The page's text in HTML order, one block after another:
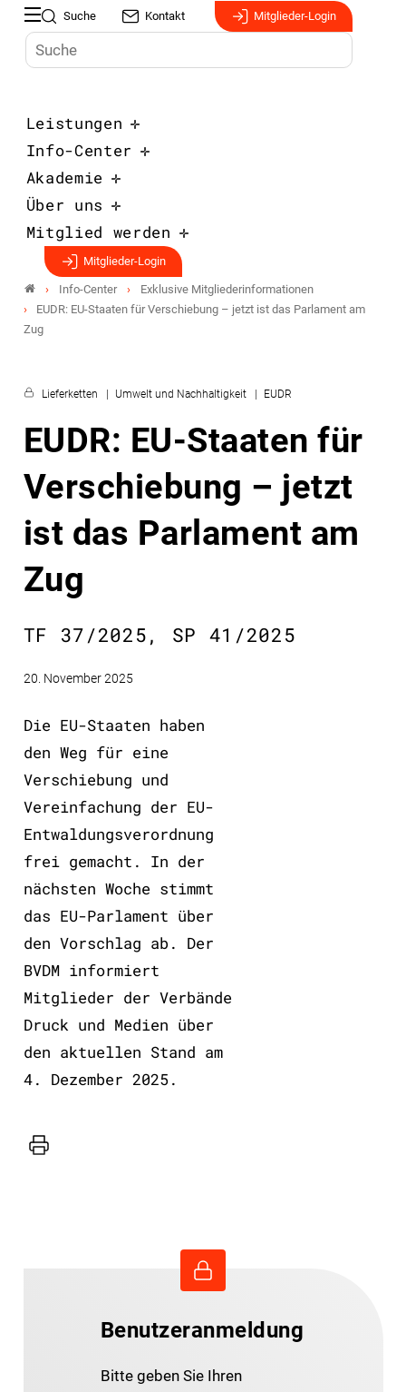
Suche Kontakt Mitglieder-Login
Leistungen
Info-Center
Akademie
Über uns
Mitglied werden
Mitglieder-Login
Info-Center
Exklusive Mitgliederinformationen
EUDR: EU-Staaten für Verschiebung – jetzt ist das Parlament am
Zug
Lieferketten Umwelt und Nachhaltigkeit EUDR
EUDR: EU-Staaten für
Verschiebung – jetzt
ist das Parlament am
Zug
TF 37/2025, SP 41/2025
20. November 2025
Die EU-Staaten haben
den Weg für eine
Verschiebung und
Vereinfachung der EU-
Entwaldungsverordnung
frei gemacht. In der
nächsten Woche stimmt
das EU-Parlament über
den Vorschlag ab. Der
BVDM informiert
Mitglieder der Verbände
Druck und Medien über
den aktuellen Stand am
4. Dezember 2025.
Drucker
Benutzeranmeldung
Bitte geben Sie Ihren